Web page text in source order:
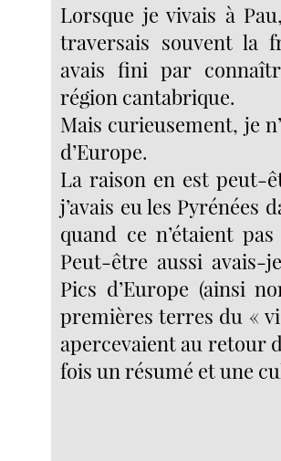
Lorsque je vivais à
traversais souvent la
avais fini par
région cantabrique.
Mais curieusement, je
d’Europe.
La raison en est peut-
j’avais eu les Pyrénées
quand ce n’étaient
Peut-être aussi avais-
Pics d’Europe (ainsi
premières terres du «
apercevaient au retour
fois un résumé et une